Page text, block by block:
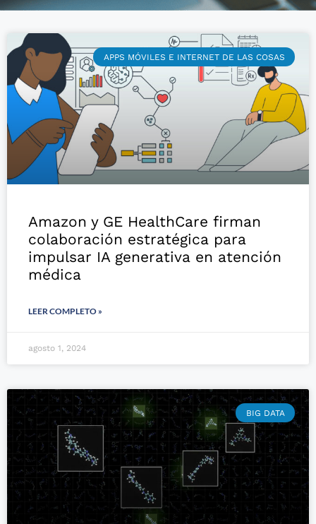
APPS MÓVILES E INTERNET DE LAS COSAS
Amazon y GE HealthCare firman
colaboración estratégica para
impulsar IA generativa en atención
médica
LEER COMPLETO »
agosto 1, 2024
BIG DATA